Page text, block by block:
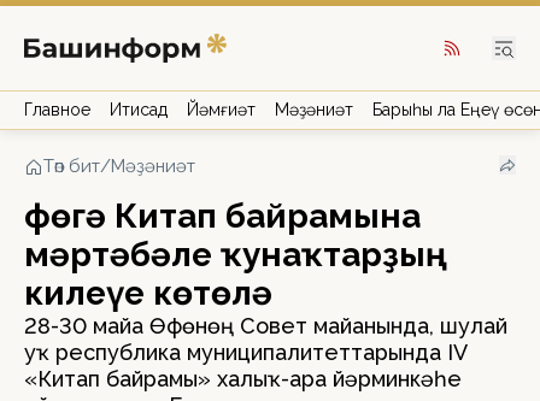
Главное Иҡтисад Йәмғиәт Мәҙәниәт Барыһы ла Еңеү
Төп бит/Мәҙәниәт
Өфөгә Китап байрамына
мәртәбәле ҡунаҡтарҙың
килеүе көтөлә
28-30 майҙа Өфөнөң Совет майҙанында, шулай
уҡ республика муниципалитеттарында IV
«Китап байрамы» халыҡ-ара йәрминкәһе